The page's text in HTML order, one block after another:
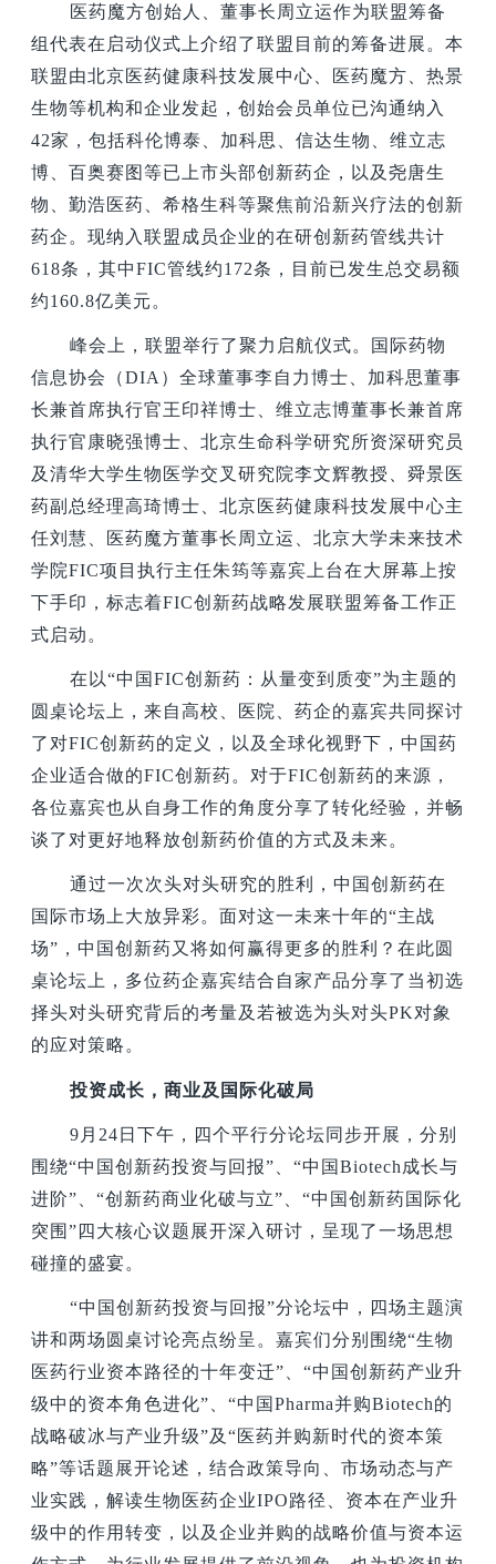
医药魔方创始人、董事长周立运作为联盟筹备
组代表在启动仪式上介绍了联盟目前的筹备进展。本
联盟由北京医药健康科技发展中心、医药魔方、热景
生物等机构和企业发起，创始会员单位已沟通纳入
42家，包括科伦博泰、加科思、信达生物、维立志
博、百奥赛图等已上市头部创新药企，以及尧唐生
物、勤浩医药、希格生科等聚焦前沿新兴疗法的创新
药企。现纳入联盟成员企业的在研创新药管线共计
618条，其中FIC管线约172条，目前已发生总交易额
约160.8亿美元。
峰会上，联盟举行了聚力启航仪式。国际药物
信息协会（DIA）全球董事李自力博士、加科思董事
长兼首席执行官王印祥博士、维立志博董事长兼首席
执行官康晓强博士、北京生命科学研究所资深研究员
及清华大学生物医学交叉研究院李文辉教授、舜景医
药副总经理高琦博士、北京医药健康科技发展中心主
任刘慧、医药魔方董事长周立运、北京大学未来技术
学院FIC项目执行主任朱筠等嘉宾上台在大屏幕上按
下手印，标志着FIC创新药战略发展联盟筹备工作正
式启动。
在以“中国FIC创新药：从量变到质变”为主题的
圆桌论坛上，来自高校、医院、药企的嘉宾共同探讨
了对FIC创新药的定义，以及全球化视野下，中国药
企业适合做的FIC创新药。对于FIC创新药的来源，
各位嘉宾也从自身工作的角度分享了转化经验，并畅
谈了对更好地释放创新药价值的方式及未来。
通过一次次头对头研究的胜利，中国创新药在
国际市场上大放异彩。面对这一未来十年的“主战
场”，中国创新药又将如何赢得更多的胜利？在此圆
桌论坛上，多位药企嘉宾结合自家产品分享了当初选
择头对头研究背后的考量及若被选为头对头PK对象
的应对策略。
投资成长，商业及国际化破局
9 月24日下午，四个平行分论坛同步开展，分别
围绕“中国创新药投资与回报”、“中国Biotech成长与
进阶”、“创新药商业化破与立”、“中国创新药国际化
突围”四大核心议题展开深入研讨，呈现了一场思想
碰撞的盛宴。
“中国创新药投资与回报”分论坛中，四场主题演
讲和两场圆桌讨论亮点纷呈。嘉宾们分别围绕“生物
医药行业资本路径的十年变迁”、“中国创新药产业升
级中的资本角色进化”、“中国Pharma并购Biotech的
战略破冰与产业升级”及“医药并购新时代的资本策
略”等话题展开论述，结合政策导向、市场动态与产
业实践，解读生物医药企业IPO路径、资本在产业升
级中的作用转变，以及企业并购的战略价值与资本运